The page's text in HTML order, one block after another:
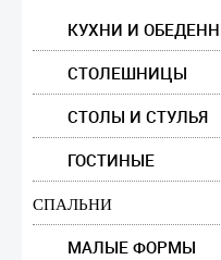
КУХНИ И
СТОЛЕШНИЦЫ
СТОЛЫ И СТУЛЬЯ
ГОСТИНЫЕ
СПАЛЬНИ
МАЛЫЕ ФОРМЫ